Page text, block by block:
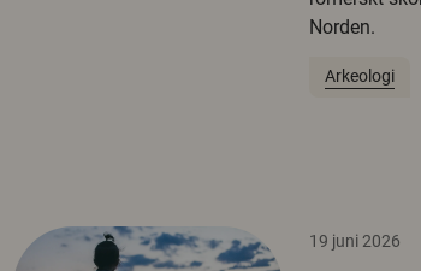
Norden.
Arkeologi
19 juni 2026